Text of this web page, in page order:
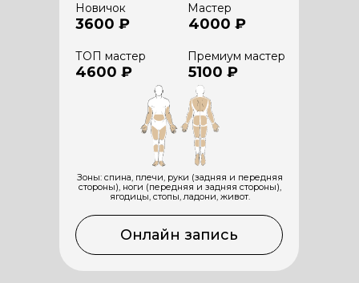
Онлайн запись
4000 ₽
Новичок Мастер
3600 ₽
5100 ₽
ТОП мастер Премиум мастер
4600 ₽
Зоны: спина, плечи, руки (задняя и передняя
стороны), ноги (передняя и задняя стороны),
ягодицы, стопы, ладони, живот.